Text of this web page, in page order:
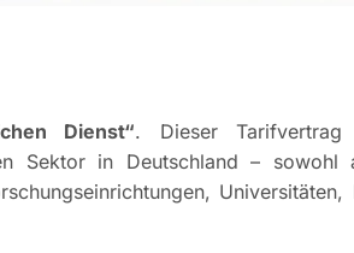
Dienst“. Dieser
Sektor in Deutschland –